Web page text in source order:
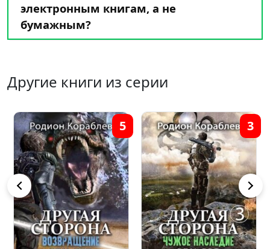
электронным книгам, а не
бумажным?
Другие книги из серии
12 6